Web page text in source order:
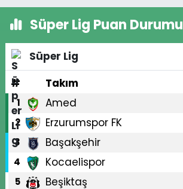
Süper Lig Puan Durumu
Süper Lig
#
Takım
1 Amed
2 Erzurumspor FK
3 Başakşehir
4 Kocaelispor
5 Beşiktaş